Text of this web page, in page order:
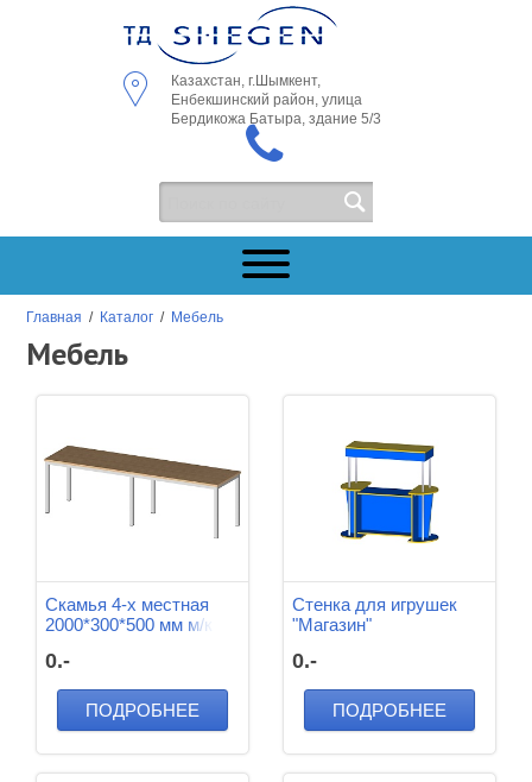
Казахстан, г.Шымкент,
Енбекшинский район, улица
Бердикожа Батыра, здание 5/3
Главная / Каталог / Мебель
Мебель
Скамья 4-х местная
2000*300*500 мм м/к
(Вишня)
0.-
ПОДРОБНЕЕ
Стенка для игрушек
"Магазин"
0.-
ПОДРОБНЕЕ